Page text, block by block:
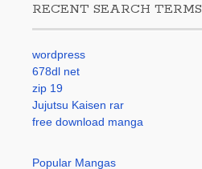
RECENT SEARCH TERMS
wordpress
678dl net
zip 19
Jujutsu Kaisen rar
free download manga
Popular Mangas